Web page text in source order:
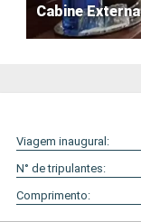
Cabine Externa
Viagem inaugural:
N° de tripulantes:
Comprimento: